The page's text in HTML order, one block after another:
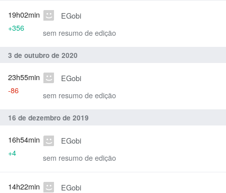
EGobi
sem resumo de edição
19h02min
+356
3 de outubro de 2020
EGobi
sem resumo de edição
23h55min
-86
16 de dezembro de 2019
EGobi
sem resumo de edição
16h54min
+4
EGobi
14h22min